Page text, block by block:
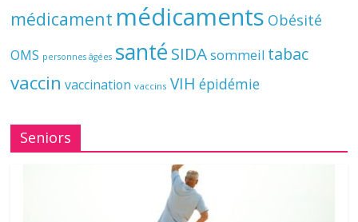
médicament médicaments Obésité
OMS personnes âgées santé SIDAsommeil tabac
vaccin vaccination vaccins VIH épidémie
Seniors